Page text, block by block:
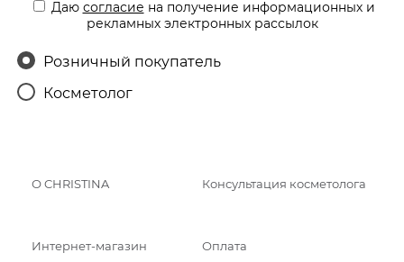
Даю согласие на получение информационных и
рекламных электронных рассылок
Розничный покупатель
Косметолог
О CHRISTINA Консультация косметолога
Интернет-магазин Оплата